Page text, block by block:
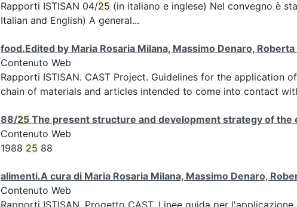
Rapporti ISTISAN 04/25 (in italiano e inglese) Nel convegno è
Italian and English) A general...
food.Edited by Maria Rosaria Milana, Massimo Denaro,
Contenuto Web
Rapporti ISTISAN. CAST Project. Guidelines for the application
chain of materials and articles intended to come into contact
88/25 The present structure and development strategy of the
Contenuto Web
1988 25 88
alimenti.A cura di Maria Rosaria Milana, Massimo Denaro,
Contenuto Web
Rapporti ISTISAN. Progetto CAST. Linee guida per